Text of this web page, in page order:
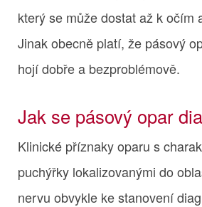
který se může dostat až k očím
Jinak obecně platí, že pásový
hojí dobře a bezproblémově.
Jak se pásový opar
Klinické příznaky oparu s
puchýřky lokalizovanými do
nervu obvykle ke stanovení